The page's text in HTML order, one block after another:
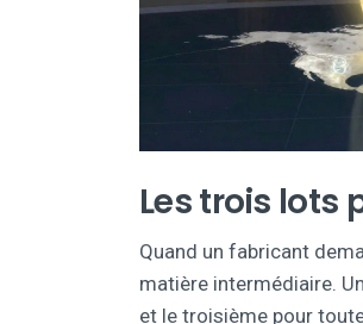
Les trois lots
Quand un fabricant
matière intermédiaire.
et le troisième pour